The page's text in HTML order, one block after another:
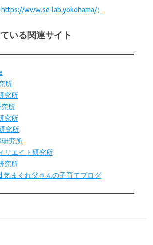
www.se-lab.yokohama/）
いる関連サイト
所
究所
究所
究所
究所
研究所
リエイト研究所
究所
気まぐれ父さんの子育てブログ